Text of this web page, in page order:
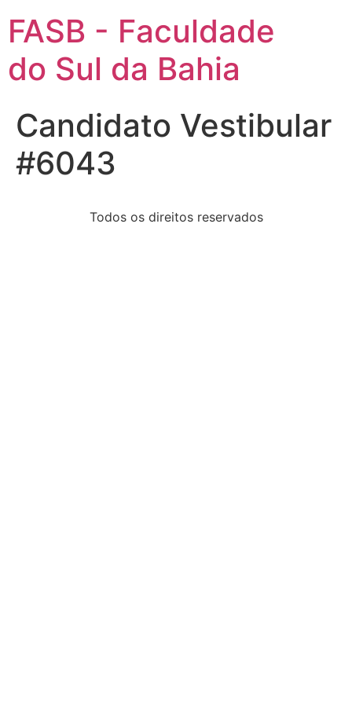
FASB - Faculdade
do Sul da Bahia
Candidato Vestibular
#6043
Todos os direitos reservados